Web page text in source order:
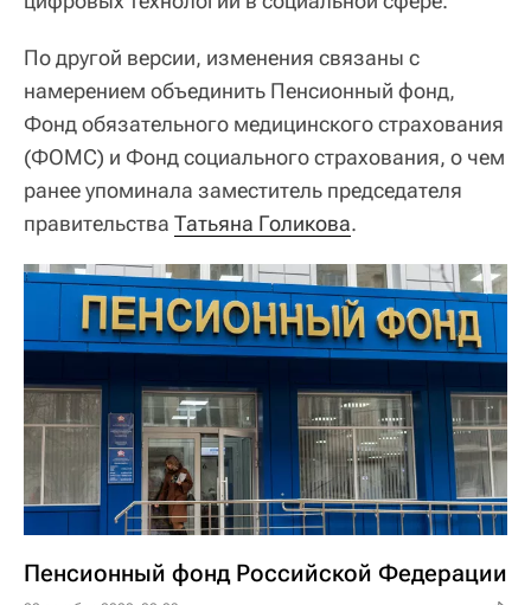
По другой версии, изменения связаны с
намерением объединить Пенсионный фонд,
Фонд обязательного медицинского страхования
(ФОМС) и Фонд социального страхования, о чем
ранее упоминала заместитель председателя
правительства Татьяна Голикова.
Пенсионный фонд Российской Федерации